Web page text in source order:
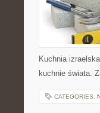
Kuchnia
kuchnie świata.
CATEGORIES: